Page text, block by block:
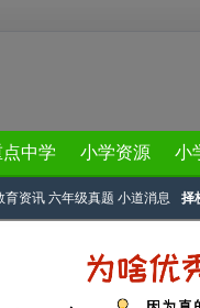
中学 小学资源 小
育资讯 六年级真题 小道消息 择
4月